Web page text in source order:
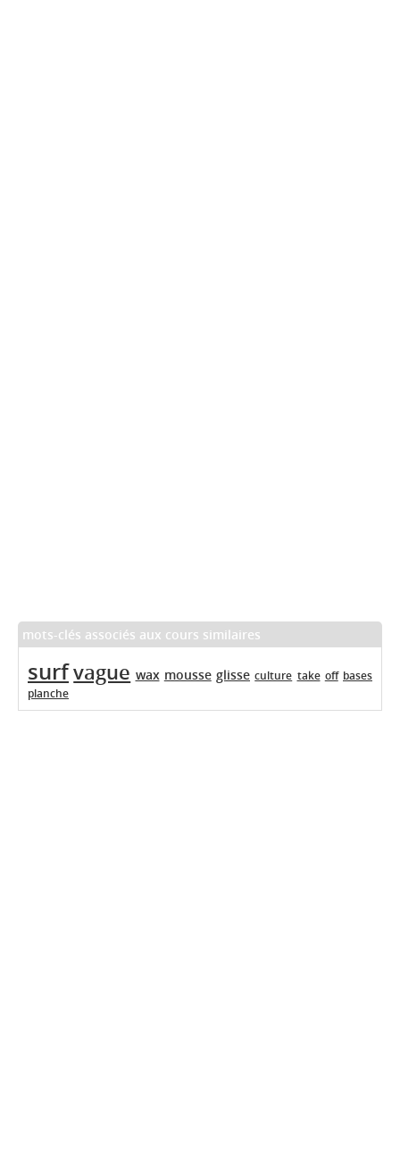
mots-clés associés aux cours similaires
surfvague wax mousse glisse culture take off bases
planche